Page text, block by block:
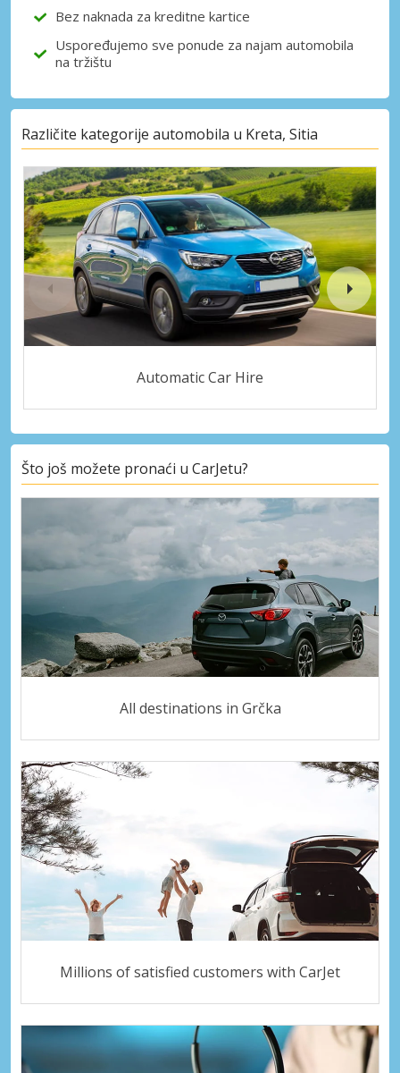
Bez naknada za kreditne kartice
Uspoređujemo sve ponude za najam automobila
na tržištu
Različite kategorije automobila u Kreta, Sitia
Automatic Car Hire
Što još možete pronaći u CarJetu?
All destinations in Grčka
Millions of satisfied customers with CarJet